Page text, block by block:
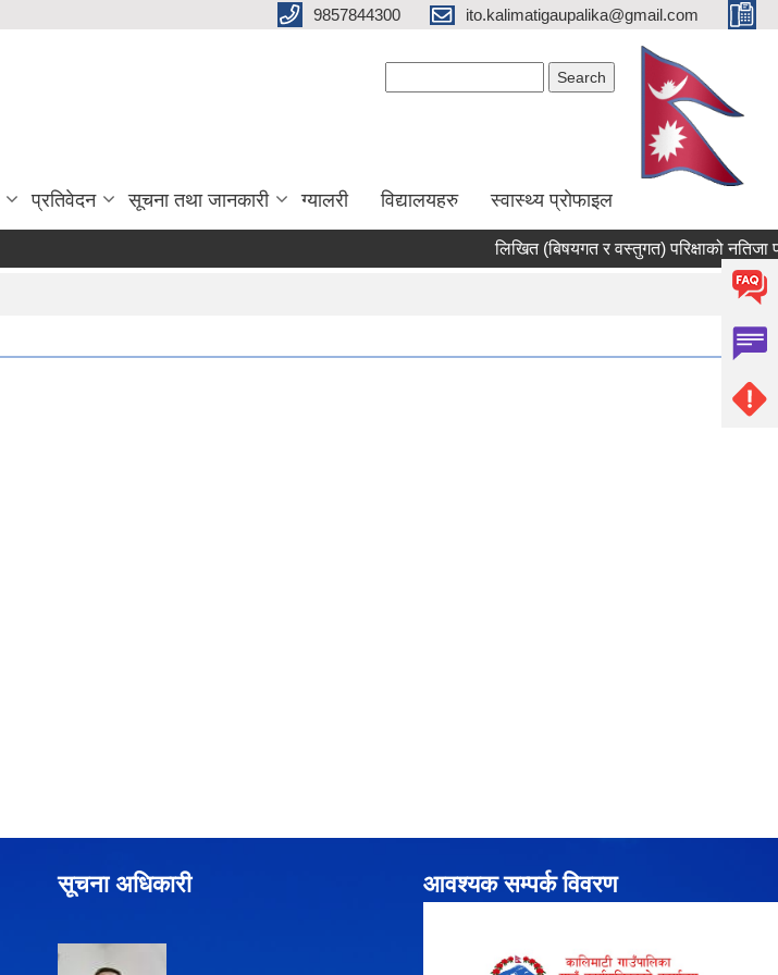
9857844300 ito.kalimatigaupalika@gmail.com
प्रतिवेदन सूचना तथा जानकारी ग्यालरी विद्यालयहरु स्वास्थ्य प्राेफाइल
लिखित (बिषयगत र वस्तुगत) परिक्षाको नतिजा
सूचना अधिकारी आवश्यक सम्पर्क विवरण